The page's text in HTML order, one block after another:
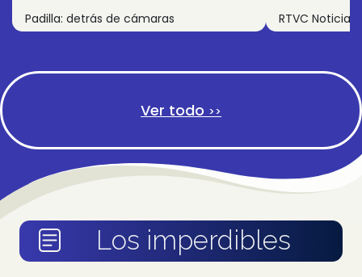
Ver todo >>
Padilla: detrás de cámaras RTVC Noticias
Los imperdibles